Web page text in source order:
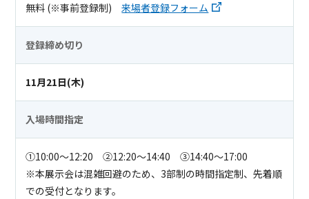
無料 (※事前登録制)来場者登録フォーム
登録締め切り
11月21日(木)
入場時間指定
①10:00～12:20 ②12:20～14:40 ③14:40～17:00
※本展示会は混雑回避のため、3部制の時間指定制、先着順
での受付となります。